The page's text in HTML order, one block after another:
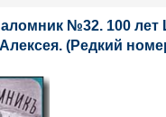
№32. 100 лет
Алексея. (Редкий